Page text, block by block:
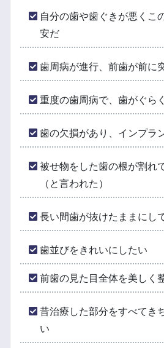
自分の歯や歯ぐきが悪くこ
安だ
歯周病が進行、前歯が前に
重度の歯周病で、歯がぐら
歯の欠損があり、インプラ
被せ物をした歯の根が割れ
（と言われた）
長い間歯が抜けたままにし
歯並びをきれいにしたい
前歯の見た目全体を美しく
昔治療した部分をすべてき
い